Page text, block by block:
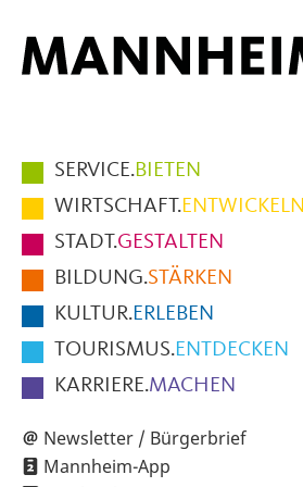
Hauptmenüpunkte
im
Fußbereich
der
Seite
SERVICE.BIETEN
WIRTSCHAFT.ENTWICKELN
STADT.GESTALTEN
BILDUNG.STÄRKEN
KULTUR.ERLEBEN
TOURISMUS.ENTDECKEN
KARRIERE.MACHEN
Newsletter / Bürgerbrief
Mannheim-App